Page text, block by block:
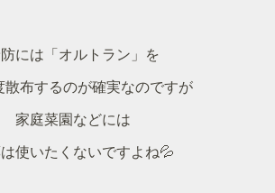
には「オルトラン」を
散布するのが確実なのですが
家庭菜園などには
使いたくないですよね💦